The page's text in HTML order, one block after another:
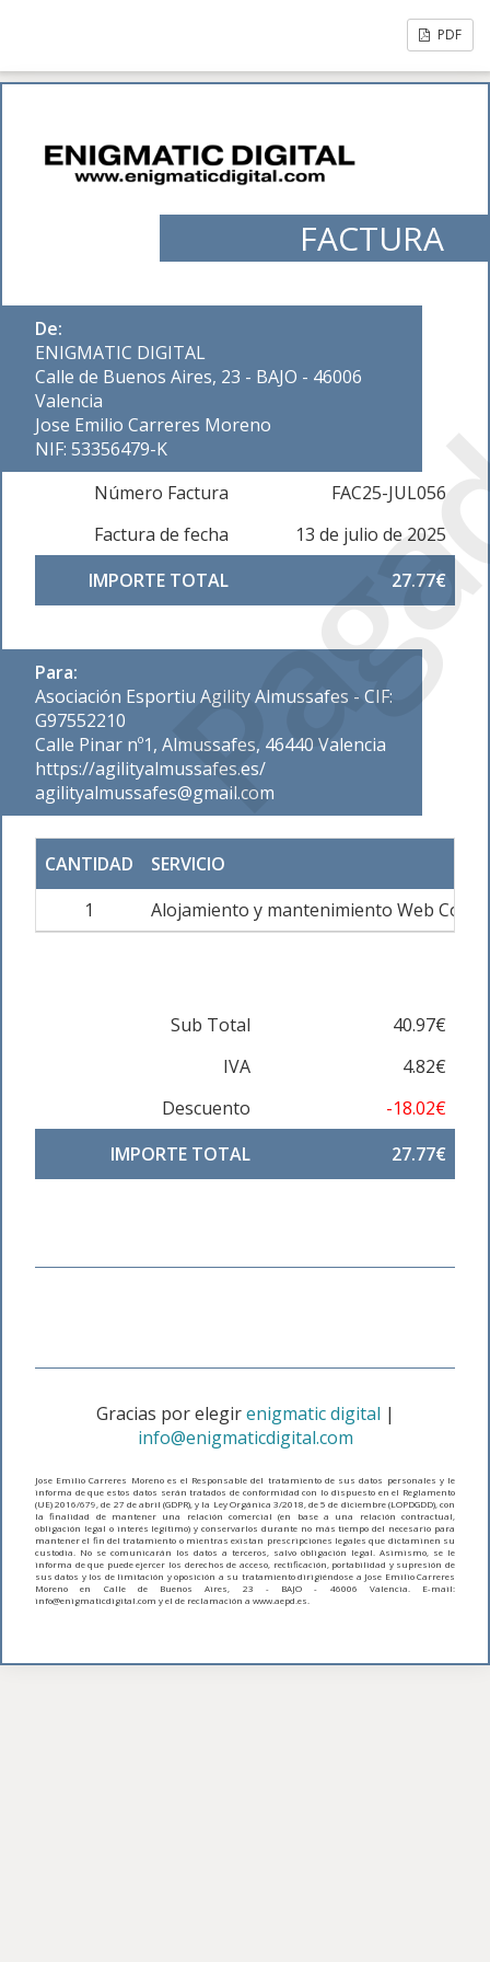
PDF
FACTURA
De:
ENIGMATIC DIGITAL
Calle de Buenos Aires, 23 - BAJO - 46006
Valencia
Jose Emilio Carreres Moreno
NIF: 53356479-K
Número Factura
FAC25-JUL056
Factura de fecha
13 de julio de 2025
IMPORTE TOTAL
27.77€
Para:
Asociación Esportiu Agility Almussafes - CIF:
G97552210
Calle Pinar nº1, Almussafes, 46440 Valencia
https://agilityalmussafes.es/
agilityalmussafes@gmail.com
CANTIDAD
SERVICIO
1
Alojamiento y mantenimiento Web
Sub Total
40.97€
IVA
4.82€
Descuento
-18.02€
IMPORTE TOTAL
27.77€
Gracias por elegirenigmatic digital |
info@enigmaticdigital.com
Jose Emilio Carreres Moreno es el Responsable del tratamiento de sus datos personales y le
informa de que estos datos serán tratados de conformidad con lo dispuesto en el Reglamento
(UE) 2016/679, de 27 de abril (GDPR), y la Ley Orgánica 3/2018, de 5 de diciembre (LOPDGDD), con
la finalidad de mantener una relación comercial (en base a una relación contractual,
obligación legal o interés legítimo) y conservarlos durante no más tiempo del necesario para
mantener el fin del tratamiento o mientras existan prescripciones legales que dictaminen su
custodia. No se comunicarán los datos a terceros, salvo obligación legal. Asimismo, se le
informa de que puede ejercer los derechos de acceso, rectificación, portabilidad y supresión de
sus datos y los de limitación y oposición a su tratamiento dirigiéndose a Jose Emilio Carreres
Moreno en Calle de Buenos Aires, 23 - BAJO - 46006 Valencia. E-mail:
info@enigmaticdigital.com y el de reclamación a www.aepd.es.